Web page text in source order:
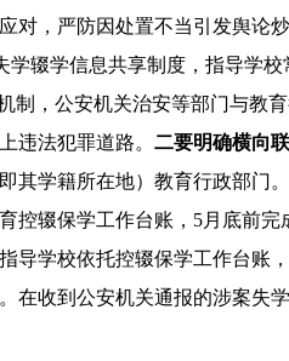
，严防因处置不当引发舆论炒
辍学信息共享制度，指导学
制，公安机关治安等部门与教
违法犯罪道路。 二要明确横向联
其学籍所在地）教育行政部门
控辍保学工作台账，5月底前
导学校依托控辍保学工作台账
收到公安机关通报的涉案失